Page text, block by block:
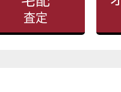
査定